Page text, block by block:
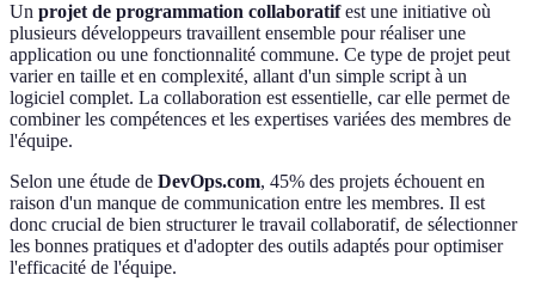
Un projet de programmation collaboratifest une initiative où
plusieurs développeurs travaillent ensemble pour réaliser une
application ou une fonctionnalité commune. Ce type de projet peut
varier en taille et en complexité, allant d'un simple script à un
logiciel complet. La collaboration est essentielle, car elle permet de
combiner les compétences et les expertises variées des membres de
l'équipe.
Selon une étude de DevOps.com, 45% des projets échouent en
raison d'un manque de communication entre les membres. Il est
donc crucial de bien structurer le travail collaboratif, de sélectionner
les bonnes pratiques et d'adopter des outils adaptés pour optimiser
l'efficacité de l'équipe.